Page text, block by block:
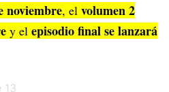
noviembre, el volumen 2
y el episodio final se lanzará